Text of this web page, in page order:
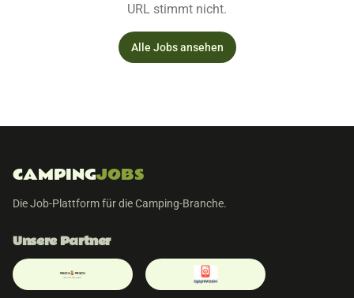
URL stimmt nicht.
Alle Jobs ansehen
CAMPINGJOBS
Die Job-Plattform für die Camping-Branche.
Unsere Partner